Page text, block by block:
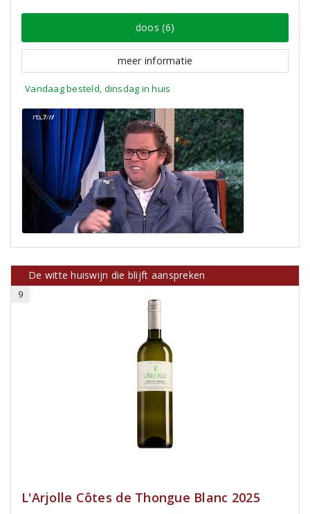
doos (6)
meer informatie
Vandaag besteld, dinsdag in huis
De witte huiswijn die blijft aanspreken
9
L'Arjolle Côtes de Thongue Blanc 2025